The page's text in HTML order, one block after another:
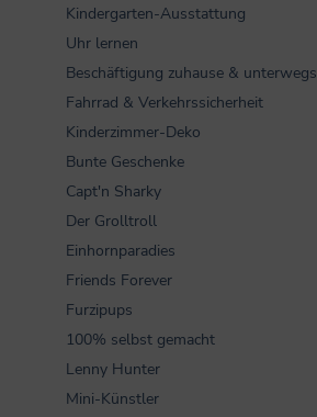
Kindergarten-Ausstattung
Uhr lernen
Beschäftigung zuhause & unterwegs
Fahrrad & Verkehrssicherheit
Kinderzimmer-Deko
Bunte Geschenke
Capt'n Sharky
Der Grolltroll
Einhornparadies
Friends Forever
Furzipups
100% selbst gemacht
Lenny Hunter
Mini-Künstler